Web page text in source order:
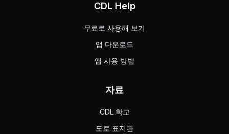
CDL Help
무료로 사용해 보기
앱 다운로드
앱 사용 방법
자료
CDL 학교
도로 표지판